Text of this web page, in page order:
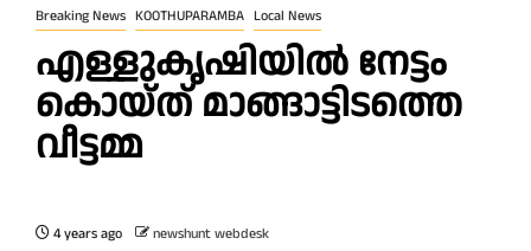
Breaking News KOOTHUPARAMBA Local News
എള്ളുകൃഷിയിൽ നേട്ടം
കൊയ്ത് മാങ്ങാട്ടിടത്തെ
വീട്ടമ്മ
4 years ago newshunt webdesk